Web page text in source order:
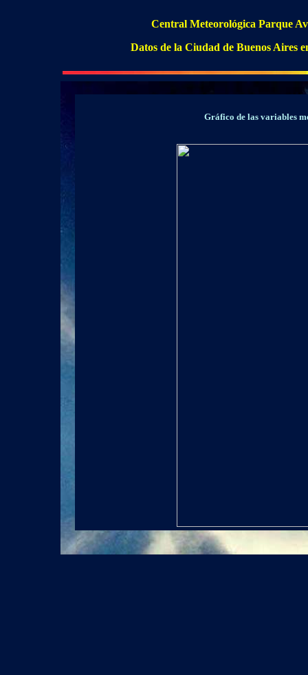
Central Meteorológica Parque
Datos de la Ciudad de Buenos Aires
Gráfico de las variables